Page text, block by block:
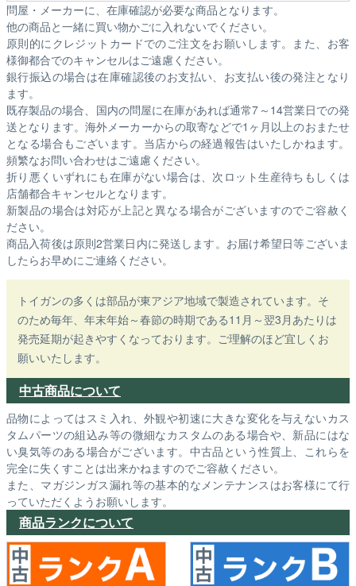
問屋・メーカーに、在庫確認が必要な商品となります。
他の商品と一緒に買い物かごに入れないでください。
原則的にクレジットカードでのご注文をお願いします。また、お客
様御都合でのキャンセルはご遠慮ください。
銀行振込の場合は在庫確認後のお支払い、お支払い後の発注となり
ます。
既存製品の場合、国内の問屋に在庫があれば通常7～14営業日での発
送となります。海外メーカーからの取寄などで1ヶ月以上のおまたせ
となる場合もございます。 当店からの経過報告はいたしかねます。
頻繁なお問い合わせはご遠慮ください。
折り悪くいずれにも在庫がない場合は、次ロット生産待ちもしくは
店舗都合キャンセルとなります。
新製品の場合は対応が上記と異なる場合がございますのでご容赦く
ださい。
商品入荷後は原則2営業日内に発送します。お届け希望日等ございま
したらお早めにご連絡ください。
トイガンの多くは部品が東アジア地域で製造されています。そ
のため毎年、年末年始～春節の時期である11月～翌3月あたりは
発売延期が起きやすくなっております。ご理解のほど宜しくお
願いいたします。
中古商品について
品物によってはスミ入れ、外観や初速に大きな変化を与えないカス
タムパーツの組込み等の微細なカスタムのある場合や、新品にはな
い臭気等のある場合がございます。中古品という性質上、これらを
完全に失くすことは出来かねますのでご容赦ください。
また、マガジンガス漏れ等の基本的なメンテナンスはお客様にて行
っていただくようお願いします。
商品ランクについて